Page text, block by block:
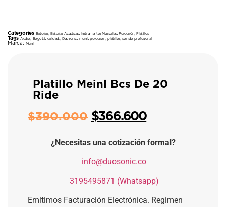
Categories Baterías,Baterías Acústicas Instrumentos Musicales,Percusión,Platillos
Tags Audio Bogotá, calidad. ,Duosonic meinl,percusion,platillos,sonido profesional
Marca: Meinl
Platillo Meinl Bcs De 20
Ride
$390.000 $366.600
¿Necesitas una cotización formal?
info@duosonic.co
3195495871 (Whatsapp)
Emitimos Facturación Electrónica. Regimen